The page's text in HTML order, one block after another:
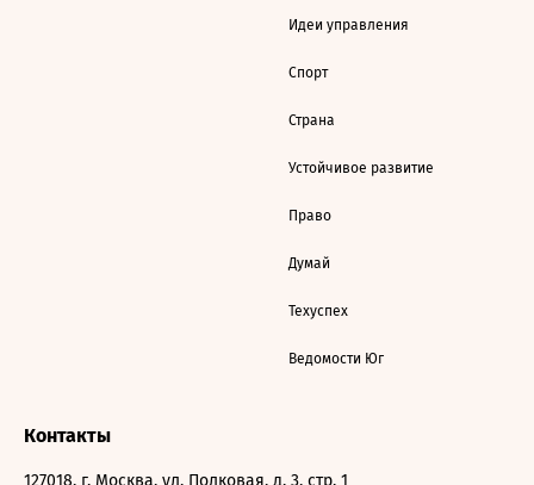
Идеи управления
Спорт
Страна
Устойчивое развитие
Право
Думай
Техуспех
Ведомости Юг
Контакты
127018, г. Москва, ул. Полковая, д. 3, стр. 1